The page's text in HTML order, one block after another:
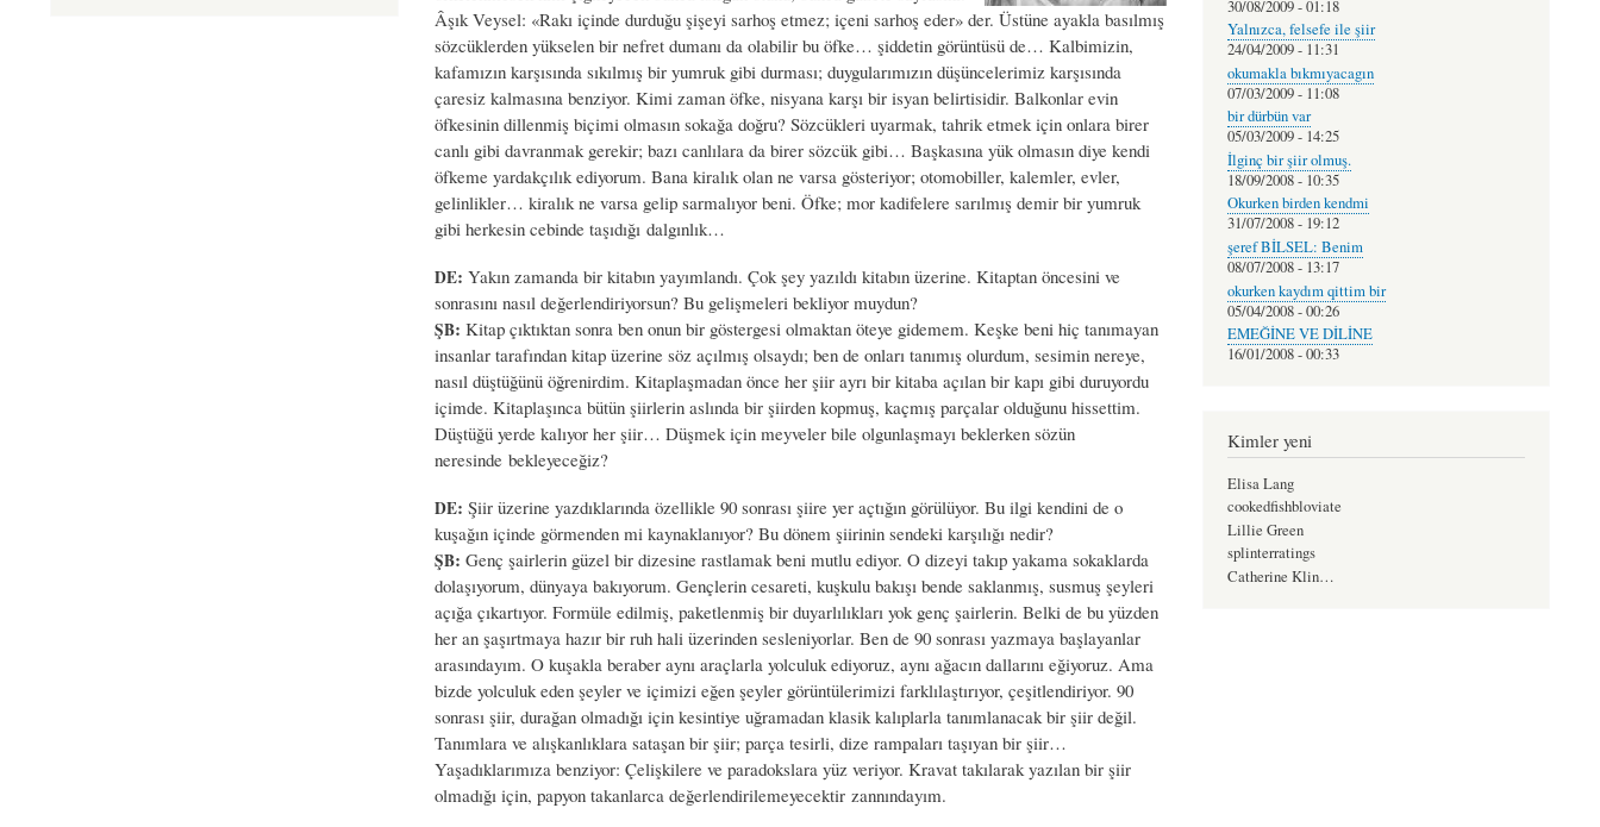
Âşık Veysel: «Rakı içinde durduğu şişeyi sarhoş etmez; içeni sarhoş eder» der. Üstüne ayakla basılmış
sözcüklerden yükselen bir nefret dumanı da olabilir bu öfke… şiddetin görüntüsü de… Kalbimizin,
kafamızın karşısında sıkılmış bir yumruk gibi durması; duygularımızın düşüncelerimiz karşısında
çaresiz kalmasına benziyor. Kimi zaman öfke, nisyana karşı bir isyan belirtisidir. Balkonlar evin
öfkesinin dillenmiş biçimi olmasın sokağa doğru? Sözcükleri uyarmak, tahrik etmek için onlara birer
canlı gibi davranmak gerekir; bazı canlılara da birer sözcük gibi… Başkasına yük olmasın diye kendi
öfkeme yardakçılık ediyorum. Bana kiralık olan ne varsa gösteriyor; otomobiller, kalemler, evler,
gelinlikler… kiralık ne varsa gelip sarmalıyor beni. Öfke; mor kadifelere sarılmış demir bir yumruk
gibi herkesin cebinde taşıdığı dalgınlık…
DE: Yakın zamanda bir kitabın yayımlandı. Çok şey yazıldı kitabın üzerine. Kitaptan öncesini ve
sonrasını nasıl değerlendiriyorsun? Bu gelişmeleri bekliyor muydun?
ŞB: Kitap çıktıktan sonra ben onun bir göstergesi olmaktan öteye gidemem. Keşke beni hiç tanımayan
insanlar tarafından kitap üzerine söz açılmış olsaydı; ben de onları tanımış olurdum, sesimin nereye,
nasıl düştüğünü öğrenirdim. Kitaplaşmadan önce her şiir ayrı bir kitaba açılan bir kapı gibi duruyordu
içimde. Kitaplaşınca bütün şiirlerin aslında bir şiirden kopmuş, kaçmış parçalar olduğunu hissettim.
Düştüğü yerde kalıyor her şiir… Düşmek için meyveler bile olgunlaşmayı beklerken sözün
neresinde bekleyeceğiz?
DE: Şiir üzerine yazdıklarında özellikle 90 sonrası şiire yer açtığın görülüyor. Bu ilgi kendini de o
kuşağın içinde görmenden mi kaynaklanıyor? Bu dönem şiirinin sendeki karşılığı nedir?
ŞB: Genç şairlerin güzel bir dizesine rastlamak beni mutlu ediyor. O dizeyi takıp yakama sokaklarda
dolaşıyorum, dünyaya bakıyorum. Gençlerin cesareti, kuşkulu bakışı bende saklanmış, susmuş şeyleri
açığa çıkartıyor. Formüle edilmiş, paketlenmiş bir duyarlılıkları yok genç şairlerin. Belki de bu yüzden
her an şaşırtmaya hazır bir ruh hali üzerinden sesleniyorlar. Ben de 90 sonrası yazmaya başlayanlar
arasındayım. O kuşakla beraber aynı araçlarla yolculuk ediyoruz, aynı ağacın dallarını eğiyoruz. Ama
bizde yolculuk eden şeyler ve içimizi eğen şeyler görüntülerimizi farklılaştırıyor, çeşitlendiriyor. 90
sonrası şiir, durağan olmadığı için kesintiye uğramadan klasik kalıplarla tanımlanacak bir şiir değil.
Tanımlara ve alışkanlıklara sataşan bir şiir; parça tesirli, dize rampaları taşıyan bir şiir…
Yaşadıklarımıza benziyor: Çelişkilere ve paradokslara yüz veriyor. Kravat takılarak yazılan bir şiir
olmadığı için, papyon takanlarca değerlendirilemeyecektir zannındayım.
30/08/2009 - 01:18
Yalnızca, felsefe ile şiir
24/04/2009 - 11:31
okumakla bıkmıyacagın
07/03/2009 - 11:08
bir dürbün var
05/03/2009 - 14:25
İlginç bir şiir olmuş.
18/09/2008 - 10:35
Okurken birden kendmi
31/07/2008 - 19:12
şeref BİLSEL: Benim
08/07/2008 - 13:17
okurken kaydım qittim bir
05/04/2008 - 00:26
EMEĞİNE VE DİLİNE
16/01/2008 - 00:33
Kimler yeni
Elisa Lang
cookedfishbloviate
Lillie Green
splinterratings
Catherine Klin…